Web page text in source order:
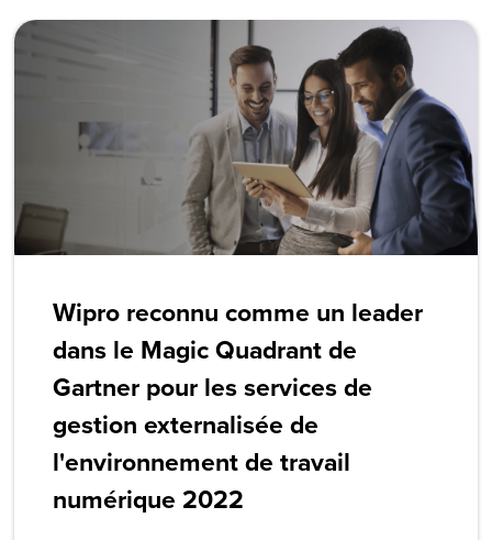
Wipro reconnu comme un leader
dans le Magic Quadrant de
Gartner pour les services de
gestion externalisée de
l'environnement de travail
numérique 2022